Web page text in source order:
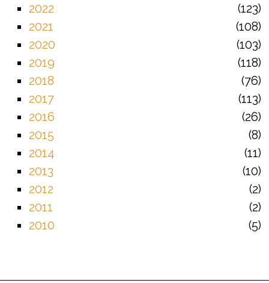
2022
123
2021
108
2020
103
2019
118
2018
76
2017
113
2016
26
2015
8
2014
11
2013
10
2012
2
2011
2
2010
5